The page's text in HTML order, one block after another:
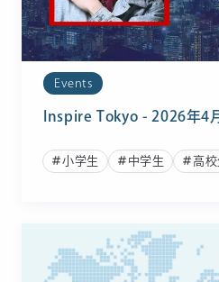
Events
Inspire Tokyo - 2026年4
小学生 中学生 高校